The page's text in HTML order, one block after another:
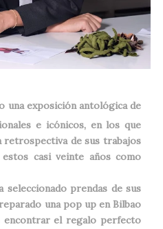
una exposición antológica de
e icónicos, en los que
de sus trabajos
casi veinte años como
seleccionado prendas de sus
una pop up en Bilbao
encontrar el regalo perfecto